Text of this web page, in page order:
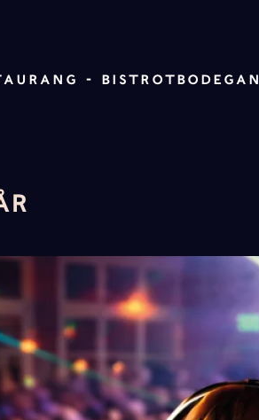
- BISTROTBODEGAN